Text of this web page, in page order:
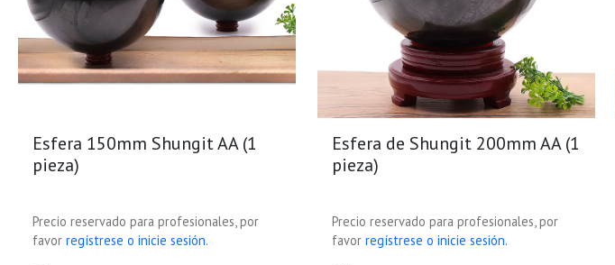
Esfera 150mm Shungit AA (1
pieza)
Precio reservado para profesionales, por
favor regístrese o inicie sesión.
Esfera de Shungit 200mm AA (1
pieza)
Precio reservado para profesionales, por
favor regístrese o inicie sesión.